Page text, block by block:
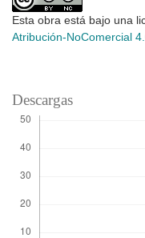
Esta obra está bajo una
Atribución-NoComercial
Descargas